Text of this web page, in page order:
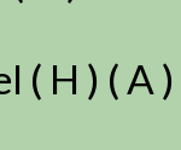
( H ) ( A )